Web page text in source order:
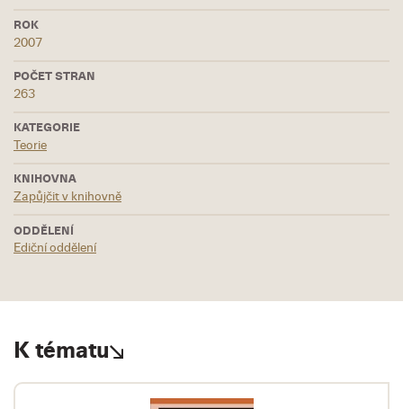
ROK
2007
POČET STRAN
263
KATEGORIE
Teorie
KNIHOVNA
Zapůjčit v knihovně
ODDĚLENÍ
Ediční oddělení
K tématu